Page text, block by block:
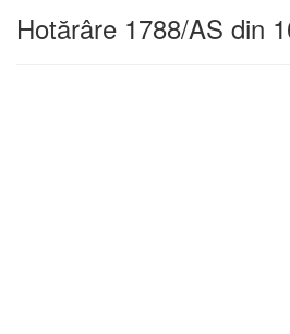
Hotărâre 1788/AS din